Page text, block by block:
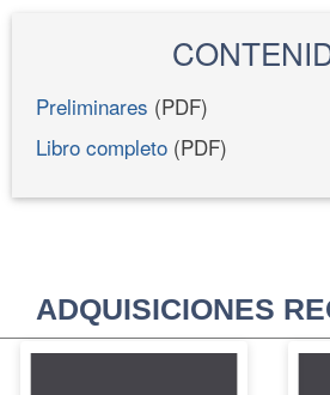
Preliminares (PDF)
Libro completo (PDF)
ADQUISICIONES